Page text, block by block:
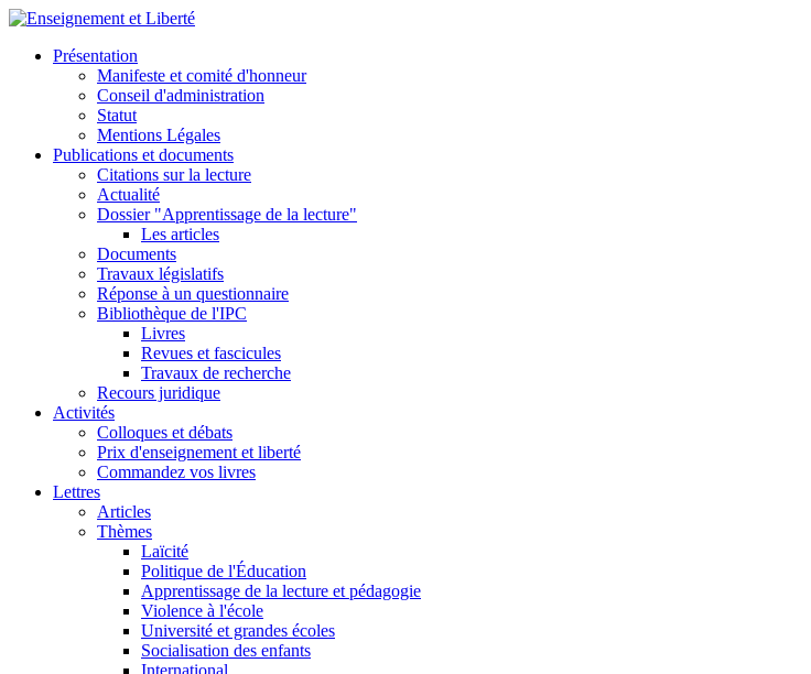
Présentation
Manifeste et comité d'honneur
Conseil d'administration
Statut
Mentions Légales
Publications et documents
Citations sur la lecture
Actualité
Dossier "Apprentissage de la lecture"
Les articles
Documents
Travaux législatifs
Réponse à un questionnaire
Bibliothèque de l'IPC
Livres
Revues et fascicules
Travaux de recherche
Recours juridique
Activités
Colloques et débats
Prix d'enseignement et liberté
Commandez vos livres
Lettres
Articles
Thèmes
Laïcité
Politique de l'Éducation
Apprentissage de la lecture et pédagogie
Violence à l'école
Université et grandes écoles
Socialisation des enfants
International